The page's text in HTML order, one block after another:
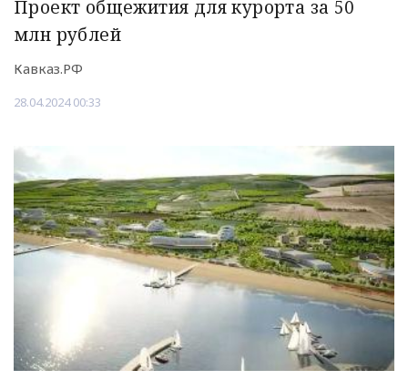
Проект общежития для курорта за 50
млн рублей
Кавказ.РФ
28.04.2024 00:33